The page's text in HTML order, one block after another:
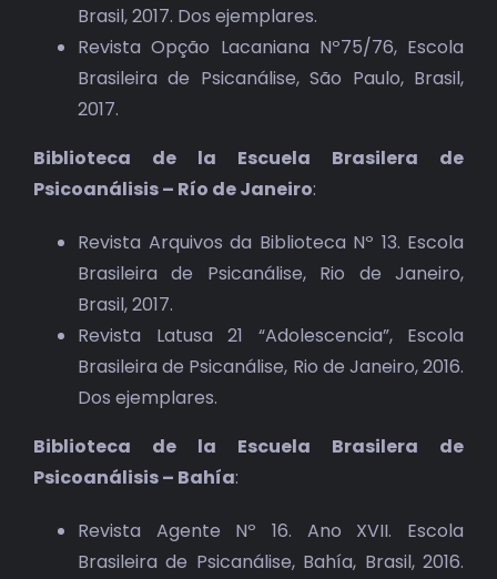
Brasil, 2017. Dos ejemplares.
Revista Opção Lacaniana Nº75/76, Escola
Brasileira de Psicanálise, São Paulo, Brasil,
2017.
Biblioteca de la Escuela Brasilera de
Psicoanálisis – Río de Janeiro:
Revista Arquivos da Biblioteca Nº 13. Escola
Brasileira de Psicanálise, Rio de Janeiro,
Brasil, 2017.
Revista Latusa 21 “Adolescencia”, Escola
Brasileira de Psicanálise, Rio de Janeiro, 2016.
Dos ejemplares.
Biblioteca de la Escuela Brasilera de
Psicoanálisis – Bahía:
Revista Agente Nº 16. Ano XVII. Escola
Brasileira de Psicanálise, Bahía, Brasil, 2016.